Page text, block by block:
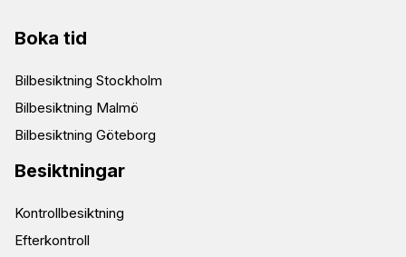
Boka tid
Bilbesiktning Stockholm
Bilbesiktning Malmö
Bilbesiktning Göteborg
Besiktningar
Kontrollbesiktning
Efterkontroll